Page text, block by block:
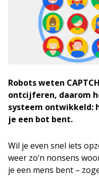
Robots weten
ontcijferen, daarom
systeem ontwikkeld:
je een bot bent.
Wil je even snel iets
weer zo’n nonsens
je een mens bent –